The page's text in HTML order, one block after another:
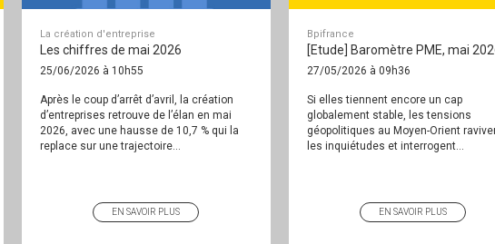
La création d'entreprise
Les chiffres de mai 2026
25/06/2026 à 10h55
Après le coup d’arrêt d’avril, la création
d’entreprises retrouve de l’élan en mai
2026, avec une hausse de 10,7 % qui la
replace sur une trajectoire...
EN SAVOIR PLUS
Bpifrance
[Etude] Baromètre PME, mai
27/05/2026 à 09h36
Si elles tiennent encore un cap
globalement stable, les tensions
géopolitiques au Moyen-Orient
les inquiétudes et interrogent...
EN SAVOIR PLUS